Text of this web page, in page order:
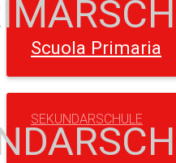
Scuola Primaria
SEKUNDARSCHULE